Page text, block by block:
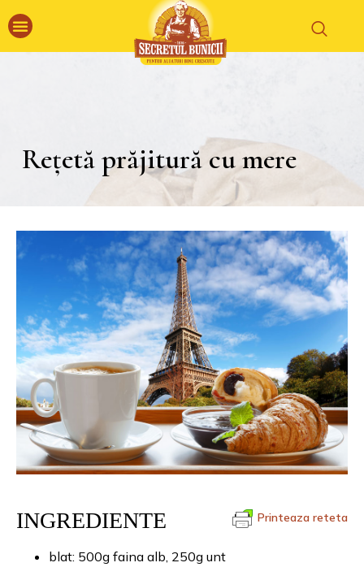
Rețetă prăjitură cu mere
Printeaza reteta
INGREDIENTE
blat: 500g faina alb, 250g unt